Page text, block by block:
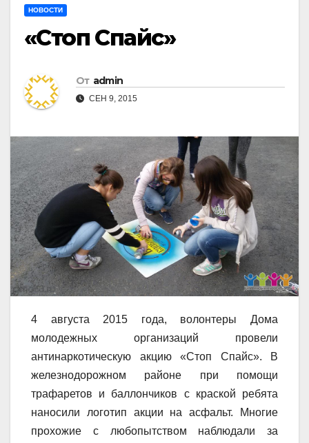
НОВОСТИ
«Стоп Спайс»
От admin
СЕН 9, 2015
4 августа 2015 года, волонтеры Дома
молодежных организаций провели
антинаркотическую акцию «Стоп Спайс». В
железнодорожном районе при помощи
трафаретов и баллончиков с краской ребята
наносили логотип акции на асфальт. Многие
прохожие с любопытством наблюдали за